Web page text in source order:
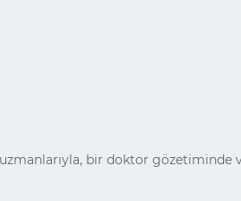
bir doktor gözetiminde